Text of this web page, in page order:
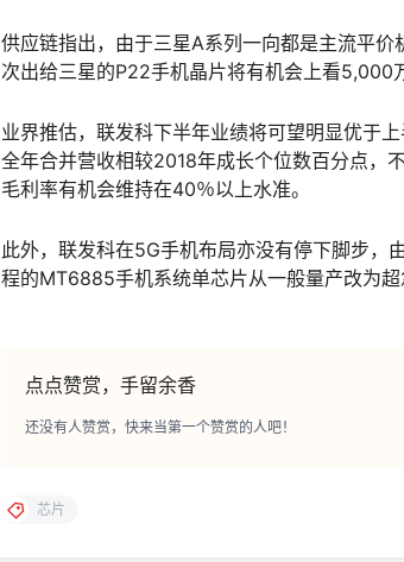
供应链指出，由于三星A系列一向都是主流平
次出给三星的P22手机晶片将有机会上看5,000
业界推估，联发科下半年业绩将可望明显优于
全年合并营收相较2018年成长个位数百分点，
毛利率有机会维持在40％以上水准。
此外，联发科在5G手机布局亦没有停下脚步，
程的MT6885手机系统单芯片从一般量产改为超
点点赞赏，手留余香
还没有人赞赏，快来当第一个赞赏的人吧！
芯片